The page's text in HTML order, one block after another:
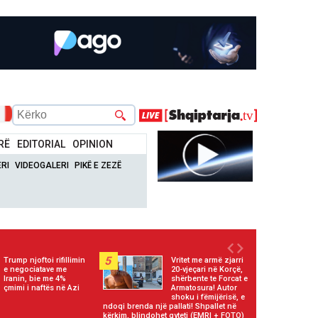
EDITORIAL OPINION
VIDEOGALERI PIKË E ZEZË
Trump njoftoi rifillimin
e negociatave me
Iranin, bie me 4%
çmimi i naftës në Azi
5
Vritet me armë zjarri
20-vjeçari në Korçë,
shërbente te Forcat e
Armatosura! Autor
shoku i fëmijërisë, e
ndoqi brenda një pallati! Shpallet në
kërkim, blindohet qyteti (EMRI + FOTO)